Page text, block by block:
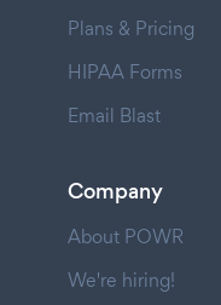
Plans & Pricing
HIPAA Forms
Email Blast
Company
About POWR
We're hiring!